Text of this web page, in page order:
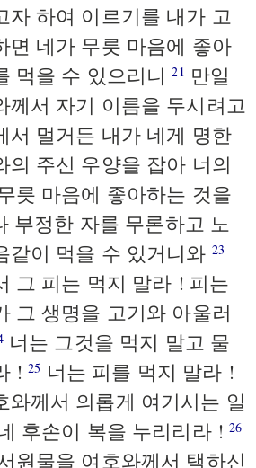
자 하여 이르기를 내가 고
면 네가 무릇 마음에 좋아
먹을 수 있으리니21 만일
께서 자기 이름을 두시려고
서 멀거든 내가 네게 명한
의 주신 우양을 잡아 너의
릇 마음에 좋아하는 것을
부정한 자를 무론하고 노
같이 먹을 수 있거니와 23
그 피는 먹지 말라 ! 피는
그 생명을 고기와 아울러
너는 그것을 먹지 말고 물
!25 너는 피를 먹지 말라 !
와께서 의롭게 여기시는 일
후손이 복을 누리리라 !26
원물을 여호와께서 택하신